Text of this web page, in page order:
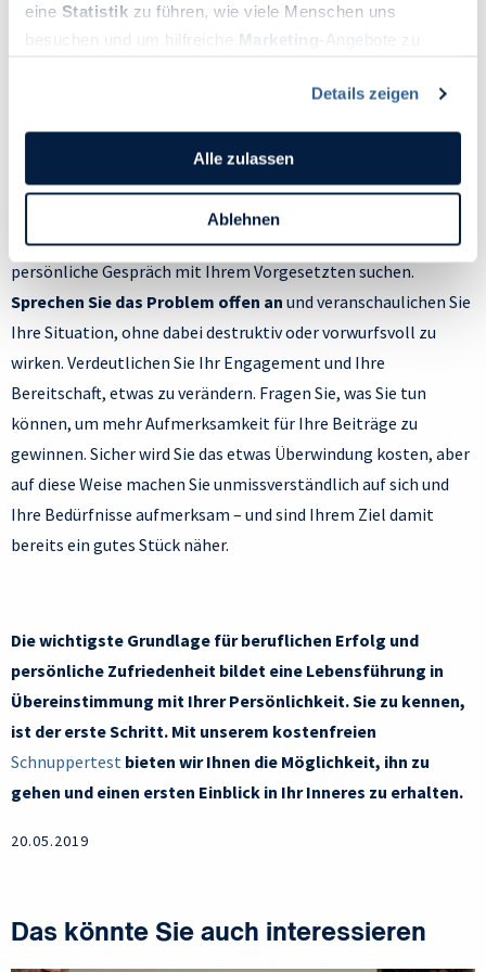
eine Statistik zu führen, wie viele Menschen uns
besuchen und um hilfreiche Marketing -Angebote zu
Du kannst deine Einwilligung jederzeit widerrufen oder
Ecke des Bildschirms klickst. Lies mehr darüber, wie wir
Cookies und andere Technologien zur Erfassung
Personen bezogener Daten verwenden:
Details zeigen
Alle zulassen
Ablehnen
als nahbarer, verlässlicher Mitarbeiter beweisen, werden Sie
Offen kommunizieren
Falls Sie trotz aller Geduld und Bemühungen weiterhin auf
Granit beißen und übergangen werden, sollten Sie das
persönliche Gespräch mit Ihrem Vorgesetzten suchen.
Sprechen Sie das Problem offen an und veranschaulichen Sie
Ihre Situation, ohne dabei destruktiv oder vorwurfsvoll zu
wirken. Verdeutlichen Sie Ihr Engagement und Ihre
Bereitschaft, etwas zu verändern. Fragen Sie, was Sie tun
können, um mehr Aufmerksamkeit für Ihre Beiträge zu
gewinnen. Sicher wird Sie das etwas Überwindung kosten, aber
auf diese Weise machen Sie unmissverständlich auf sich und
Ihre Bedürfnisse aufmerksam – und sind Ihrem Ziel damit
bereits ein gutes Stück näher.
Die wichtigste Grundlage für beruflichen Erfolg und
persönliche Zufriedenheit bildet eine Lebensführung in
Übereinstimmung mit Ihrer Persönlichkeit. Sie zu kennen,
ist der erste Schritt. Mit unserem kostenfreien
Schnuppertest bieten wir Ihnen die Möglichkeit, ihn zu
gehen und einen ersten Einblick in Ihr Inneres zu erhalten.
20.05.2019
Das könnte Sie auch interessieren